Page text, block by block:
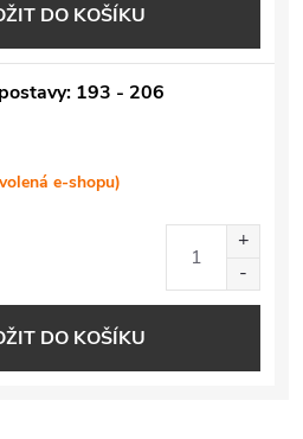
DO KOŠÍKU
193 - 206
e-shopu)
DO KOŠÍKU